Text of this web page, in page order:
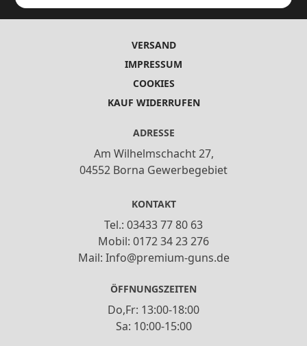
VERSAND
IMPRESSUM
COOKIES
KAUF WIDERRUFEN
ADRESSE
Am Wilhelmschacht 27,
04552 Borna Gewerbegebiet
KONTAKT
Tel.: 03433 77 80 63
Mobil: 0172 34 23 276
Mail: Info@premium-guns.de
ÖFFNUNGSZEITEN
Do,Fr: 13:00-18:00
Sa: 10:00-15:00